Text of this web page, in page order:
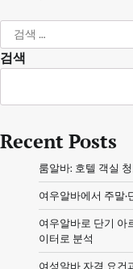
색:
검색
Recent Posts
룸알바: 호텔 객실
여우알바에서 주말·
여우알바로 단기 아
이터로 분석
여성알바 자격 요건